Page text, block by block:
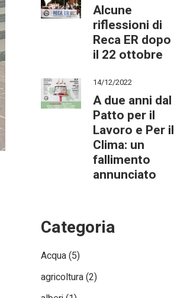
Alcune
riflessioni di
Reca ER dopo
il 22 ottobre
14/12/2022
A due anni dal
Patto per il
Lavoro e Per il
Clima: un
fallimento
annunciato
Categoria
Acqua(5)
agricoltura(2)